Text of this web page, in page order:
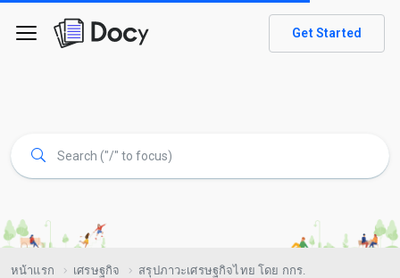
Get Started
หน้าแรก เศรษฐกิจ
สรุปภาวะเศรษฐกิจไทย โดย กกร.